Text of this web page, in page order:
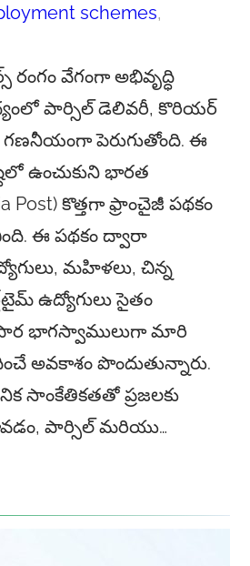
schemes
వేగంగా అభివృద్ధి
పార్సిల్ డెలివరీ, కొరియర్
పెరుగుతోంది. ఈ
ఉంచుకుని భారత
కొత్తగా ఫ్రాంచైజీ పథకం
ఈ పథకం ద్వారా
మహిళలు, చిన్న
ఉద్యోగులు సైతం
భాగస్వాములుగా మారి
అవకాశం పొందుతున్నారు.
సాంకేతికతతో ప్రజలకు
పార్సిల్ మరియు…